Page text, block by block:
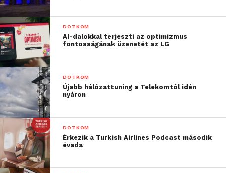
DOTKOM
AI-dalokkal terjeszti az optimizmus
fontosságának üzenetét az LG
DOTKOM
Újabb hálózattuning a Telekomtól idén
nyáron
DOTKOM
Érkezik a Turkish Airlines Podcast második
évada